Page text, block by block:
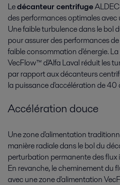
Ledécanteur centrifuge
des performances optimales
Une faible turbulence dans le bol
pour assurer des performances
faible consommation d'énergie.
VecFlow™ d'Alfa Laval réduit les
par rapport aux décanteurs
la puissance d'accélération de
Accélération douce
Une zone d'alimentation
manière radiale dans le bol du
perturbation permanente des flux
En revanche, le cheminement du
avec une zone d'alimentation